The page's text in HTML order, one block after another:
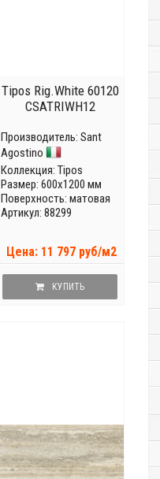
Tipos Rig.White 60120
CSATRIWH12
Производитель: Sant
Agostino
Коллекция: Tipos
Размер: 600x1200 мм
Поверхность: матовая
Артикул: 88299
Цена: 11 797 руб/м2
КУПИТЬ